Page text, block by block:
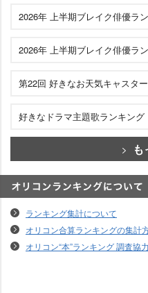
2026年 上半期ブレイク俳優ラ
2026年 上半期ブレイク俳優ラ
第22回 好きなお天気キャスタ
好きなドラマ主題歌ランキング
ランキング集計について
オリコン合算ランキングの集計
オリコン“本”ランキング 調査協